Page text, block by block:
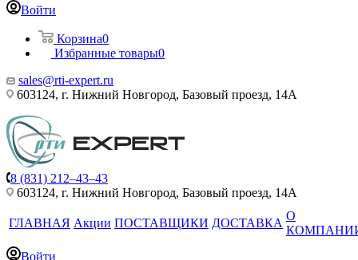
Войти
Корзина0
Избранные товары0
sales@rti-expert.ru
603124, г. Нижний Новгород, Базовый проезд, 14А
8 (831) 212–43–43
603124, г. Нижний Новгород, Базовый проезд, 14А
ГЛАВНАЯ Акции ПОСТАВЩИКИ ДОСТАВКА
О
Войти